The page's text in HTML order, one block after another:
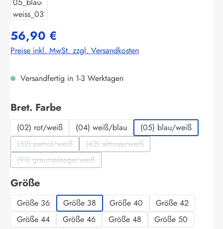
56,90 €
Preise inkl. MwSt. zzgl. Versandkosten
Versandfertig in 1-3 Werktagen
Bret. Farbeauswählen
(02) rot/weiß (04) weiß/blau
(05) blau/weiß
(32) petrol/weiß
(Diese Option ist zurzeit nicht verfügbar.)
(42) altrosa/weiß
(Diese Option ist zurzeit nicht
(91) graumelange/weiß
(Diese Option ist zurzeit nicht verfügbar.)
Größeauswählen
Größe 36 Größe 38 Größe 40
Größe 42
Größe 44
Größe 46 Größe 48
Größe 50